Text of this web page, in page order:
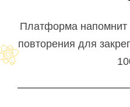
Платформа напомнит
повторения для